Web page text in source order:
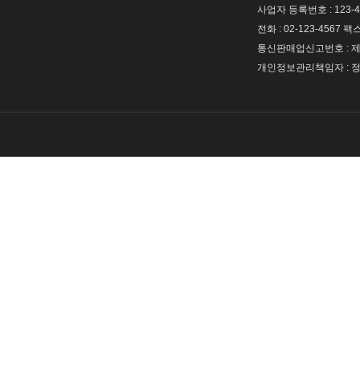
사업자 등록번호 : 123-
전화 : 02-123-4567 팩
통신판매업신고번호 :
개인정보관리책임자 :